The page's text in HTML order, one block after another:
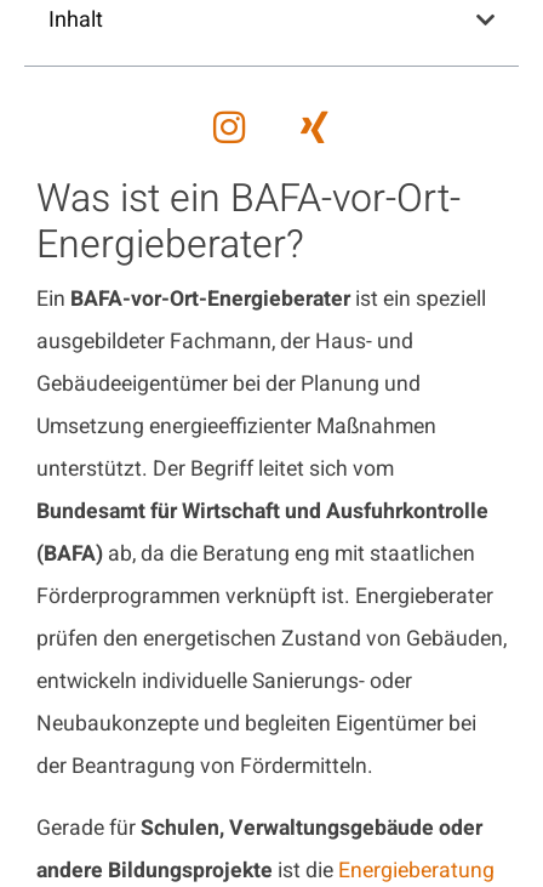
Inhalt
Was ist ein BAFA-vor-Ort-
Energieberater?
Ein BAFA-vor-Ort-Energieberaterist ein speziell
ausgebildeter Fachmann, der Haus- und
Gebäudeeigentümer bei der Planung und
Umsetzung energieeffizienter Maßnahmen
unterstützt. Der Begriff leitet sich vom
Bundesamt für Wirtschaft und Ausfuhrkontrolle
(BAFA) ab, da die Beratung eng mit staatlichen
Förderprogrammen verknüpft ist. Energieberater
prüfen den energetischen Zustand von Gebäuden,
entwickeln individuelle Sanierungs- oder
Neubaukonzepte und begleiten Eigentümer bei
der Beantragung von Fördermitteln.
Gerade fürSchulen, Verwaltungsgebäude oder
andere Bildungsprojekte ist die Energieberatung